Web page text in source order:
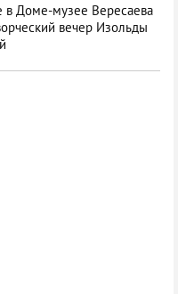
в Доме-музее Вересаева
вечер Изольды